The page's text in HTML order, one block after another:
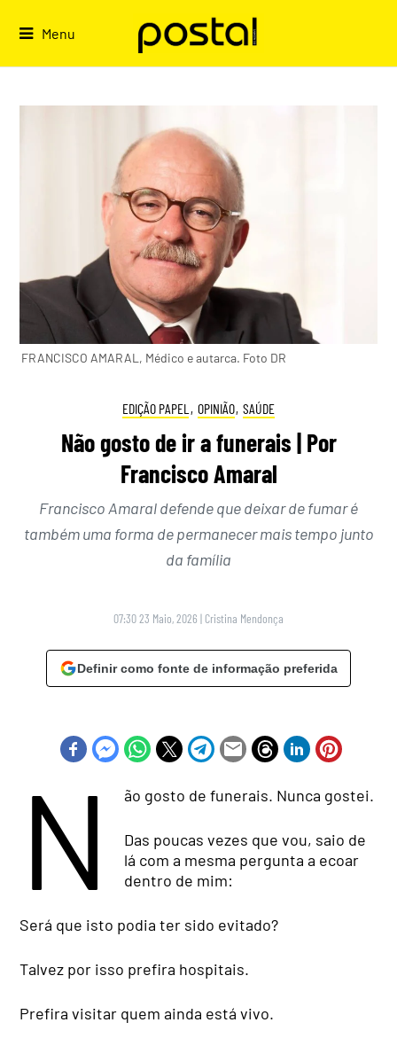
Menu
FRANCISCO AMARAL, Médico e autarca. Foto DR
EDIÇÃO PAPEL , OPINIÃO, SAÚDE
Não gosto de ir a funerais | Por
Francisco Amaral
Francisco Amaral defende que deixar de fumar é
também uma forma de permanecer mais tempo junto
da família
07:30 23 Maio, 2026 | Cristina Mendonça
Definir como fonte de informação preferida
N ão gosto de funerais. Nunca gostei.
Das poucas vezes que vou, saio de
lá com a mesma pergunta a ecoar
dentro de mim:
Será que isto podia ter sido evitado?
Talvez por isso prefira hospitais.
Prefira visitar quem ainda está vivo.